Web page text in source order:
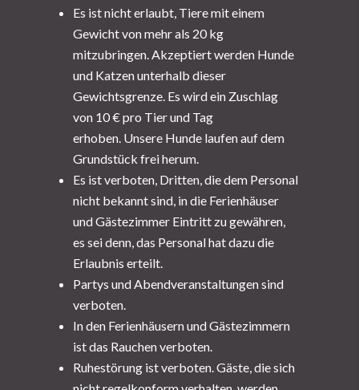
Es ist nicht erlaubt, Tiere mit einem
Gewicht von mehr als 20 kg
mitzubringen. Akzeptiert werden Hunde
und Katzen unterhalb dieser
Gewichtsgrenze. Es wird ein Zuschlag
von 10 € pro Tier und Tag
erhoben. Unsere Hunde laufen auf dem
Grundstück frei herum.
Es ist verboten, Dritten, die dem Personal
nicht bekannt sind, in die Ferienhäuser
und Gästezimmer Eintritt zu gewähren,
es sei denn, das Personal hat dazu die
Erlaubnis erteilt.
Partys und Abendveranstaltungen sind
verboten.
In den Ferienhäusern und Gästezimmern
ist das Rauchen verboten.
Ruhestörung ist verboten. Gäste, die sich